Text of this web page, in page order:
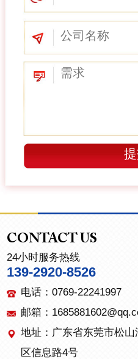
CONTACT US
24小时服务热线
139-2920-8526
电话：0769-22241997
邮箱：
地址：广东省东莞市松山
区信息路4号